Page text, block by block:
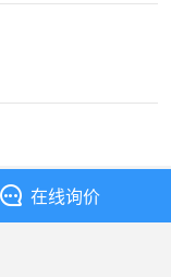
在线询价